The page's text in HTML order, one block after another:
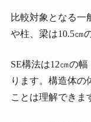
比較対象となる一
や柱、梁は10.5㎝
SE構法は12㎝の
ります。構造体の
ことは理解できま